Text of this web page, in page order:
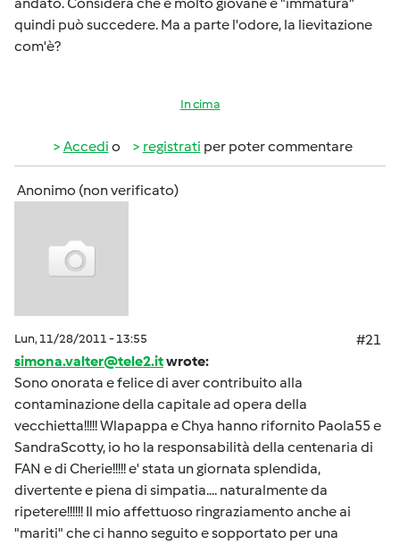
quindi può succedere. Ma a parte l'odore, la lievitazione
com'è?
In cima
Accedi o registrati per poter commentare
Anonimo (non verificato)
Lun, 11/28/2011 - 13:55
#21
simona.valter@tele2.itwrote:
Sono onorata e felice di aver contribuito alla
contaminazione della capitale ad opera della
vecchietta!!!!! Wlapappa e Chya hanno rifornito Paola55 e
SandraScotty, io ho la responsabilità della centenaria di
FAN e di Cherie!!!!! e' stata un giornata splendida,
divertente e piena di simpatia.... naturalmente da
ripetere!!!!!! Il mio affettuoso ringraziamento anche ai
"mariti" che ci hanno seguito e sopportato per una